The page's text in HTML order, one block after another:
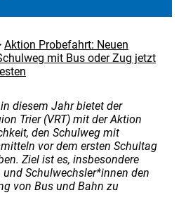
Aktion Probefahrt: Neuen
mit Bus oder Zug jetzt
diesem Jahr bietet der
Trier (VRT) mit der Aktion
den Schulweg mit
vor dem ersten Schultag
Ziel ist es, insbesondere
Schulwechsler*innen den
von Bus und Bahn zu